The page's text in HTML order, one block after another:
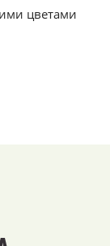
цветами